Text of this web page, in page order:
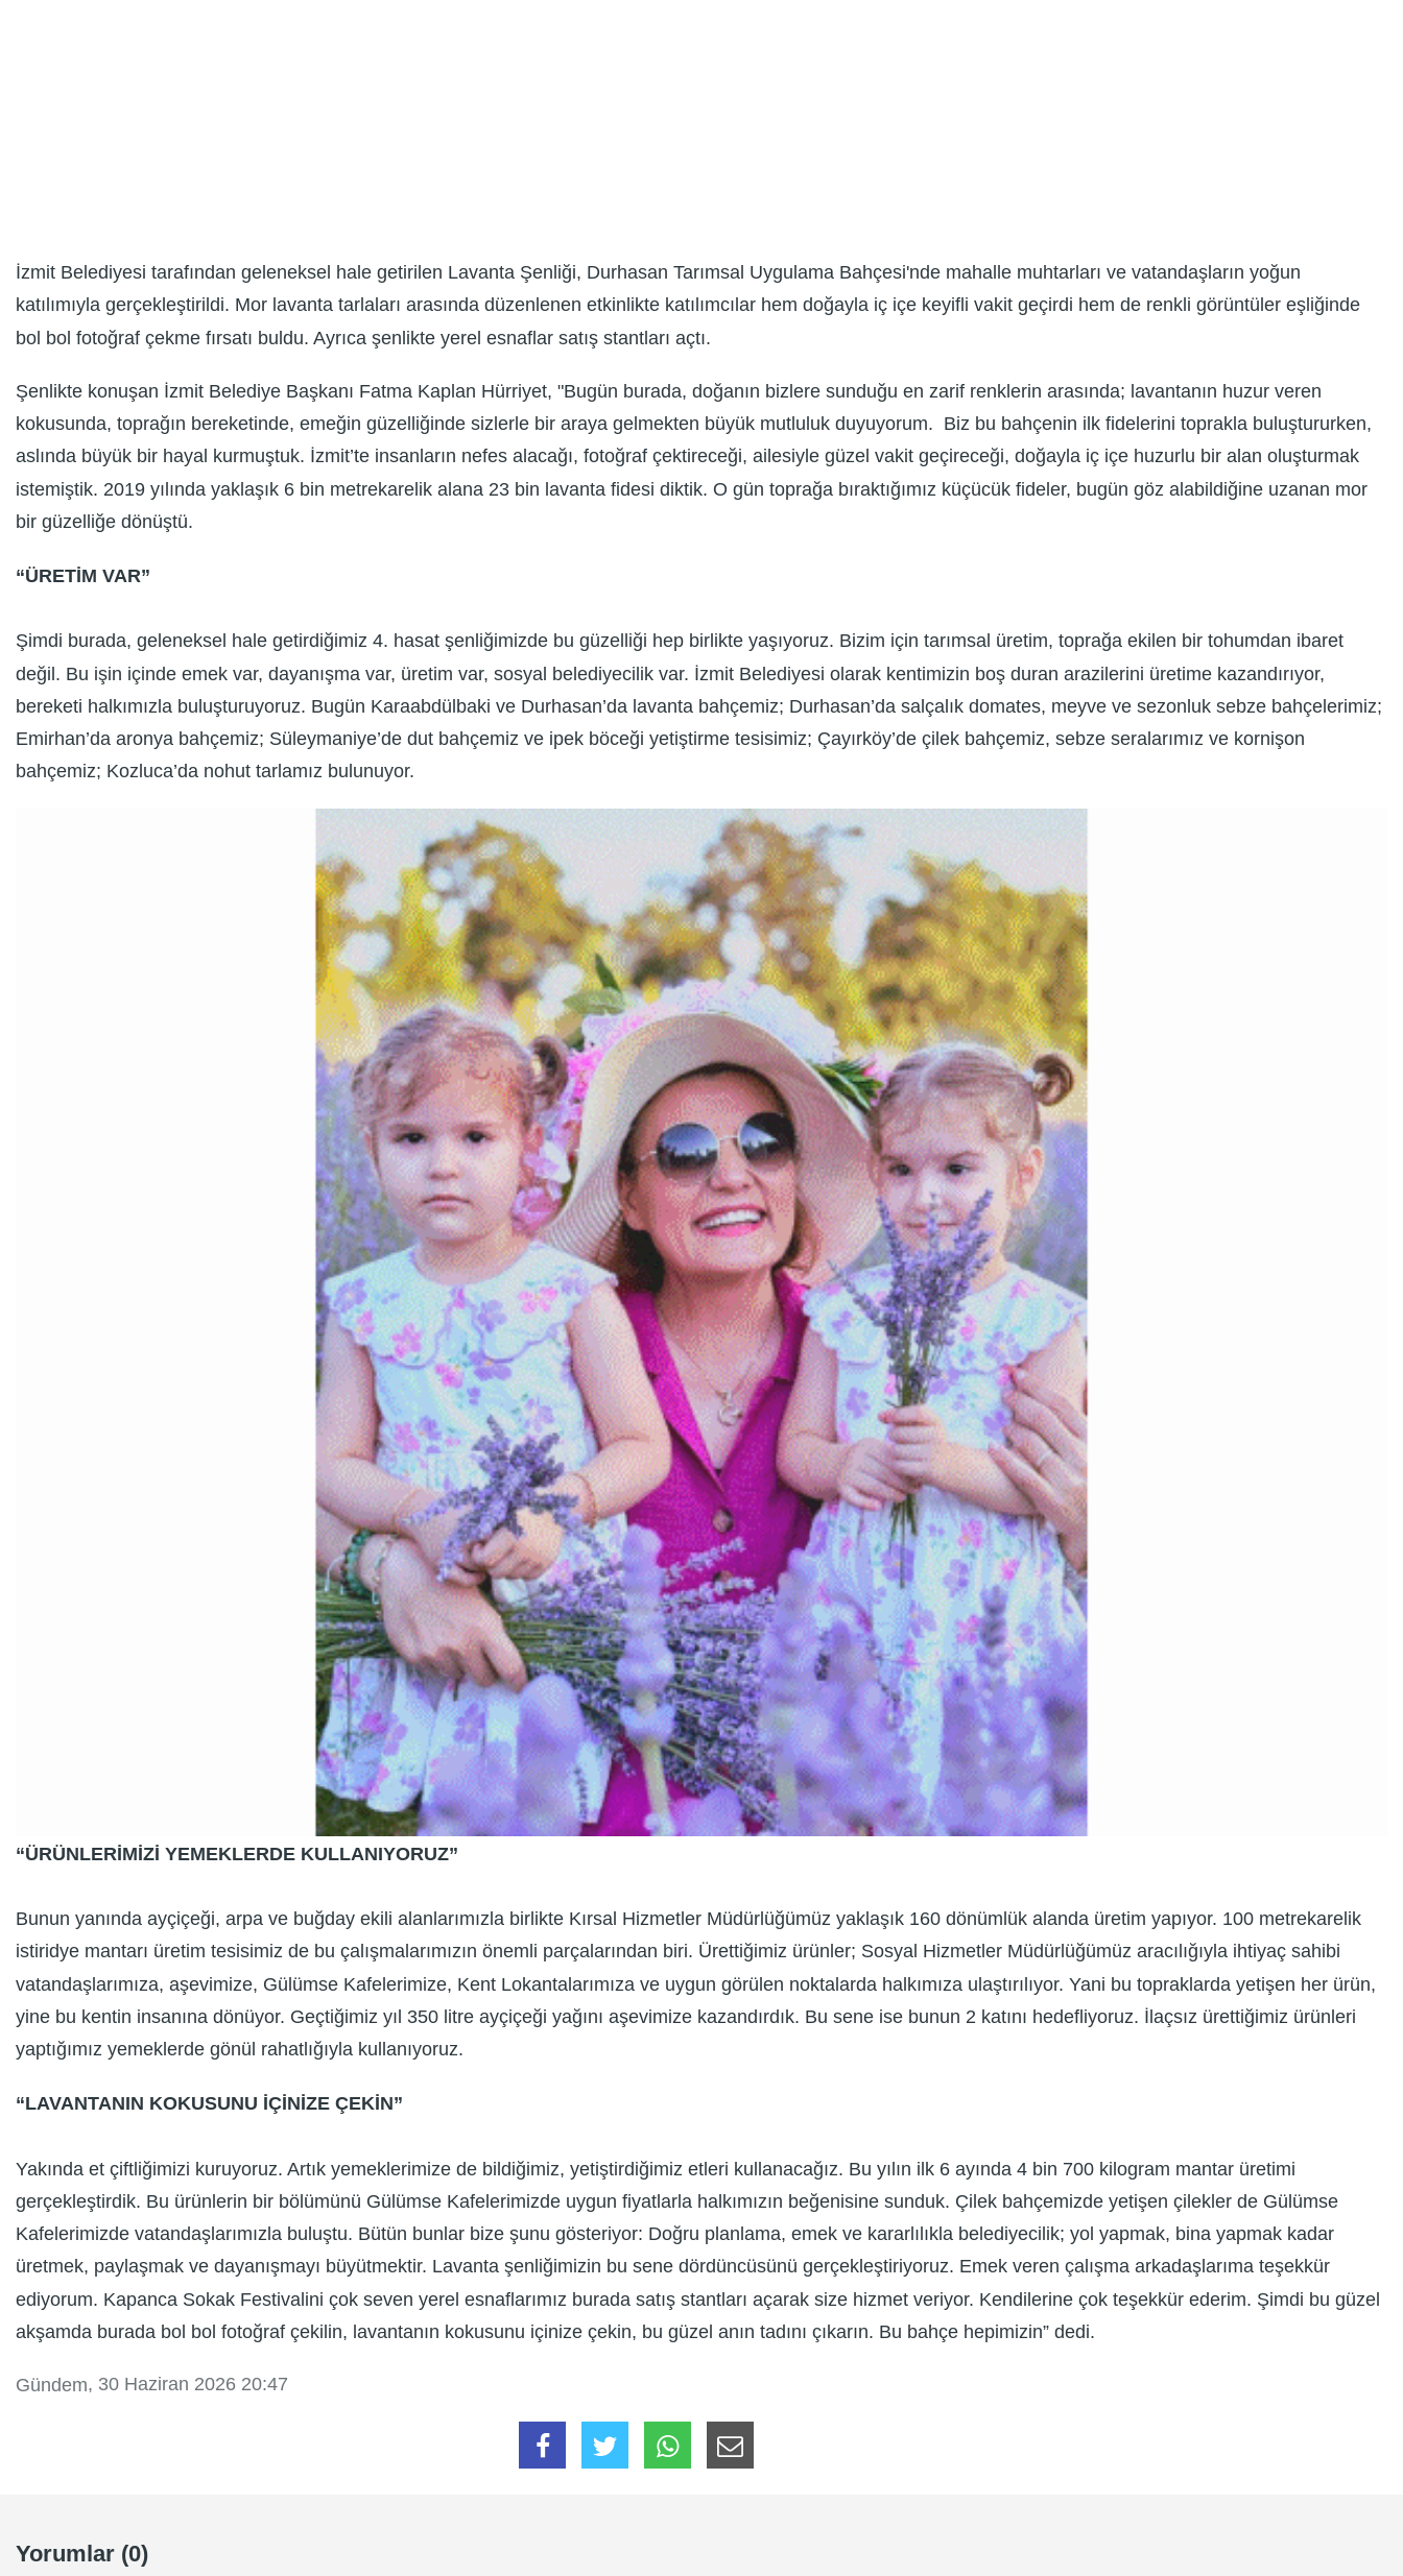
İzmit Belediyesi tarafından geleneksel hale getirilen Lavanta Şenliği, Durhasan Tarımsal Uygulama Bahçesi'nde mahalle muhtarları ve vatandaşların yoğun
katılımıyla gerçekleştirildi. Mor lavanta tarlaları arasında düzenlenen etkinlikte katılımcılar hem doğayla iç içe keyifli vakit geçirdi hem de renkli görüntüler eşliğinde
bol bol fotoğraf çekme fırsatı buldu. Ayrıca şenlikte yerel esnaflar satış stantları açtı.
Şenlikte konuşan İzmit Belediye Başkanı Fatma Kaplan Hürriyet, "Bugün burada, doğanın bizlere sunduğu en zarif renklerin arasında; lavantanın huzur veren
kokusunda, toprağın bereketinde, emeğin güzelliğinde sizlerle bir araya gelmekten büyük mutluluk duyuyorum. Biz bu bahçenin ilk fidelerini toprakla buluştururken,
aslında büyük bir hayal kurmuştuk. İzmit’te insanların nefes alacağı, fotoğraf çektireceği, ailesiyle güzel vakit geçireceği, doğayla iç içe huzurlu bir alan oluşturmak
istemiştik. 2019 yılında yaklaşık 6 bin metrekarelik alana 23 bin lavanta fidesi diktik. O gün toprağa bıraktığımız küçücük fideler, bugün göz alabildiğine uzanan mor
bir güzelliğe dönüştü.
“ÜRETİM VAR”
Şimdi burada, geleneksel hale getirdiğimiz 4. hasat şenliğimizde bu güzelliği hep birlikte yaşıyoruz. Bizim için tarımsal üretim, toprağa ekilen bir tohumdan ibaret
değil. Bu işin içinde emek var, dayanışma var, üretim var, sosyal belediyecilik var. İzmit Belediyesi olarak kentimizin boş duran arazilerini üretime kazandırıyor,
bereketi halkımızla buluşturuyoruz. Bugün Karaabdülbaki ve Durhasan’da lavanta bahçemiz; Durhasan’da salçalık domates, meyve ve sezonluk sebze bahçelerimiz;
Emirhan’da aronya bahçemiz; Süleymaniye’de dut bahçemiz ve ipek böceği yetiştirme tesisimiz; Çayırköy’de çilek bahçemiz, sebze seralarımız ve kornişon
bahçemiz; Kozluca’da nohut tarlamız bulunuyor.
“ÜRÜNLERİMİZİ YEMEKLERDE KULLANIYORUZ”
Bunun yanında ayçiçeği, arpa ve buğday ekili alanlarımızla birlikte Kırsal Hizmetler Müdürlüğümüz yaklaşık 160 dönümlük alanda üretim yapıyor. 100 metrekarelik
istiridye mantarı üretim tesisimiz de bu çalışmalarımızın önemli parçalarından biri. Ürettiğimiz ürünler; Sosyal Hizmetler Müdürlüğümüz aracılığıyla ihtiyaç sahibi
vatandaşlarımıza, aşevimize, Gülümse Kafelerimize, Kent Lokantalarımıza ve uygun görülen noktalarda halkımıza ulaştırılıyor. Yani bu topraklarda yetişen her ürün,
yine bu kentin insanına dönüyor. Geçtiğimiz yıl 350 litre ayçiçeği yağını aşevimize kazandırdık. Bu sene ise bunun 2 katını hedefliyoruz. İlaçsız ürettiğimiz ürünleri
yaptığımız yemeklerde gönül rahatlığıyla kullanıyoruz.
“LAVANTANIN KOKUSUNU İÇİNİZE ÇEKİN”
Yakında et çiftliğimizi kuruyoruz. Artık yemeklerimize de bildiğimiz, yetiştirdiğimiz etleri kullanacağız. Bu yılın ilk 6 ayında 4 bin 700 kilogram mantar üretimi
gerçekleştirdik. Bu ürünlerin bir bölümünü Gülümse Kafelerimizde uygun fiyatlarla halkımızın beğenisine sunduk. Çilek bahçemizde yetişen çilekler de Gülümse
Kafelerimizde vatandaşlarımızla buluştu. Bütün bunlar bize şunu gösteriyor: Doğru planlama, emek ve kararlılıkla belediyecilik; yol yapmak, bina yapmak kadar
üretmek, paylaşmak ve dayanışmayı büyütmektir. Lavanta şenliğimizin bu sene dördüncüsünü gerçekleştiriyoruz. Emek veren çalışma arkadaşlarıma teşekkür
ediyorum. Kapanca Sokak Festivalini çok seven yerel esnaflarımız burada satış stantları açarak size hizmet veriyor. Kendilerine çok teşekkür ederim. Şimdi bu güzel
akşamda burada bol bol fotoğraf çekilin, lavantanın kokusunu içinize çekin, bu güzel anın tadını çıkarın. Bu bahçe hepimizin” dedi.
Gündem, 30 Haziran 2026 20:47
Yorumlar (0)